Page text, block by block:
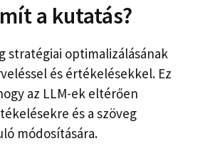
a kutatás?
stratégiai optimalizálásának
és értékelésekkel. Ez
az LLM-ek eltérően
és a szöveg
módosítására.